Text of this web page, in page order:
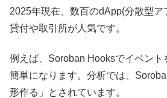
2025年現在、数百のdApp(分散型ア
貸付や取引所が人気です。
例えば、Soroban Hooksでイベン
簡単になります。分析では、
形作る」とされています。